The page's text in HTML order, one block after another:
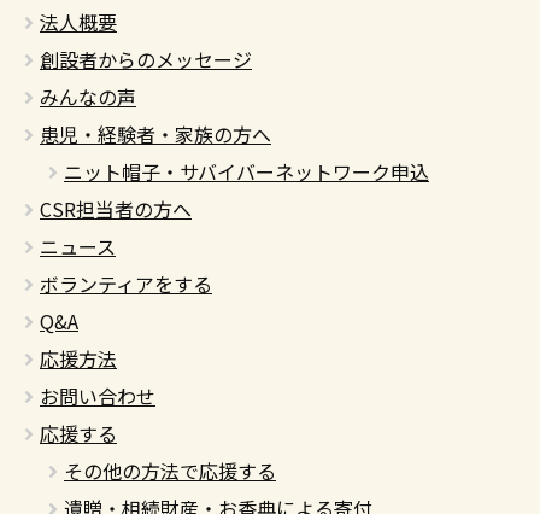
法人概要
創設者からのメッセージ
みんなの声
患児・経験者・家族の方へ
ニット帽子・サバイバーネットワーク申込
CSR担当者の方へ
ニュース
ボランティアをする
Q&A
応援方法
お問い合わせ
応援する
その他の方法で応援する
遺贈・相続財産・お香典による寄付